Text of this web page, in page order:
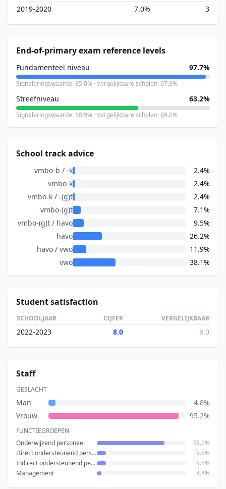
2019-2020
7.0% 3
End-of-primary exam reference levels
Fundamenteel niveau 97.7%
Signaleringswaarde: 85.0% · Vergelijkbare scholen: 97.9%
Streefniveau 63.2%
Signaleringswaarde: 58.9% · Vergelijkbare scholen: 69.0%
School track advice
vmbo-b / -k
2.4%
vmbo-k
2.4%
vmbo-k / -(g)t
2.4%
vmbo-(g)t
7.1%
vmbo-(g)t / havo
9.5%
havo
26.2%
havo / vwo
11.9%
vwo
38.1%
Student satisfaction
SCHOOLJAAR CIJFER VERGELIJKBAAR
2022-2023 8.0 8.0
Staff
GESLACHT
Man
4.8%
Vrouw
95.2%
FUNCTIEGROEPEN
Onderwijzend personeel
76.2%
Direct ondersteunend personeel
9.5%
Indirect ondersteunend personeel
9.5%
Management
4.8%